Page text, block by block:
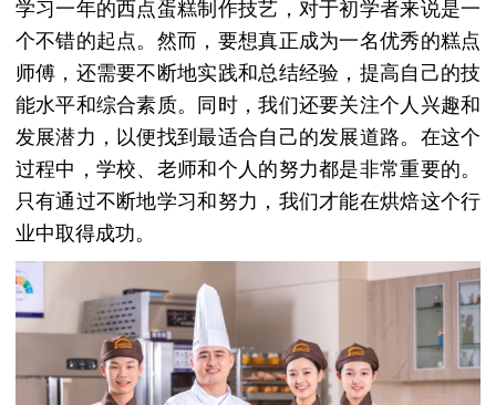
学习一年的西点蛋糕制作技艺，对于初学者来说是一
个不错的起点。然而，要想真正成为一名优秀的糕点
师傅，还需要不断地实践和总结经验，提高自己的技
能水平和综合素质。同时，我们还要关注个人兴趣和
发展潜力，以便找到最适合自己的发展道路。在这个
过程中，学校、老师和个人的努力都是非常重要的。
只有通过不断地学习和努力，我们才能在烘焙这个行
业中取得成功。